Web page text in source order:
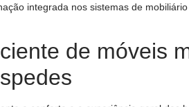
integrada nos sistemas de
de móveis